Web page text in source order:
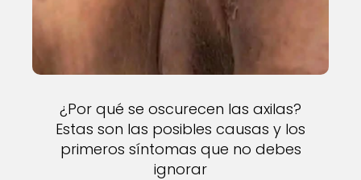
¿Por qué se oscurecen las axilas?
Estas son las posibles causas y los
primeros síntomas que no debes
ignorar